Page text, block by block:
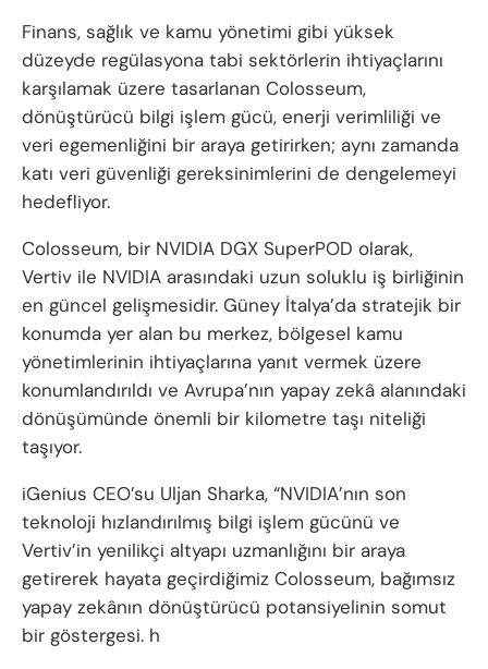
Finans, sağlık ve kamu yönetimi gibi yüksek
düzeyde regülasyona tabi sektörlerin ihtiyaçlarını
karşılamak üzere tasarlanan Colosseum,
dönüştürücü bilgi işlem gücü, enerji verimliliği ve
veri egemenliğini bir araya getirirken; aynı zamanda
katı veri güvenliği gereksinimlerini de dengelemeyi
hedefliyor.
Colosseum, bir NVIDIA DGX SuperPOD olarak,
Vertiv ile NVIDIA arasındaki uzun soluklu iş birliğinin
en güncel gelişmesidir. Güney İtalya’da stratejik bir
konumda yer alan bu merkez, bölgesel kamu
yönetimlerinin ihtiyaçlarına yanıt vermek üzere
konumlandırıldı ve Avrupa’nın yapay zekâ alanındaki
dönüşümünde önemli bir kilometre taşı niteliği
taşıyor.
iGenius CEO’su Uljan Sharka, “NVIDIA’nın son
teknoloji hızlandırılmış bilgi işlem gücünü ve
Vertiv’in yenilikçi altyapı uzmanlığını bir araya
getirerek hayata geçirdiğimiz Colosseum, bağımsız
yapay zekânın dönüştürücü potansiyelinin somut
bir göstergesi. h